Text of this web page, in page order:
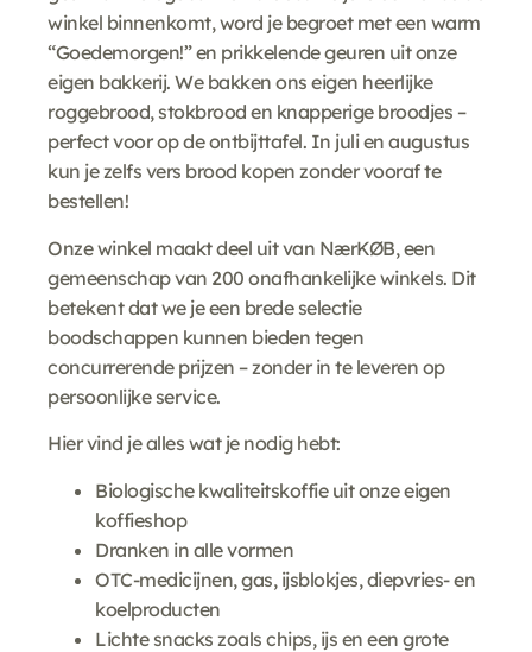
winkel binnenkomt, word je begroet met een warm
“Goedemorgen!” en prikkelende geuren uit onze
eigen bakkerij. We bakken ons eigen heerlijke
roggebrood, stokbrood en knapperige broodjes –
perfect voor op de ontbijttafel. In juli en augustus
kun je zelfs vers brood kopen zonder vooraf te
bestellen!
Onze winkel maakt deel uit van NærKØB, een
gemeenschap van 200 onafhankelijke winkels. Dit
betekent dat we je een brede selectie
boodschappen kunnen bieden tegen
concurrerende prijzen – zonder in te leveren op
persoonlijke service.
Hier vind je alles wat je nodig hebt:
Biologische kwaliteitskoffie uit onze eigen
koffieshop
Dranken in alle vormen
OTC-medicijnen, gas, ijsblokjes, diepvries- en
koelproducten
Lichte snacks zoals chips, ijs en een grote